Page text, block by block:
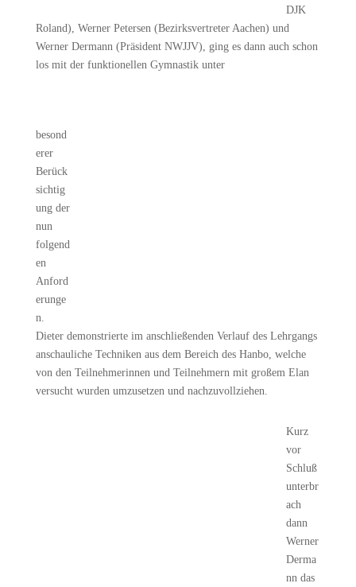
DJK
Roland), Werner Petersen (Bezirksvertreter Aachen) und
Werner Dermann (Präsident NWJJV), ging es dann auch schon
los mit der funktionellen Gymnastik unter
besond
erer
Berück
sichtig
ung der
nun
folgend
en
Anford
erunge
n.
Dieter demonstrierte im anschließenden Verlauf des Lehrgangs
anschauliche Techniken aus dem Bereich des Hanbo, welche
von den Teilnehmerinnen und Teilnehmern mit großem Elan
versucht wurden umzusetzen und nachzuvollziehen.
Kurz
vor
Schluß
unterbr
ach
dann
Werner
Derma
nn das